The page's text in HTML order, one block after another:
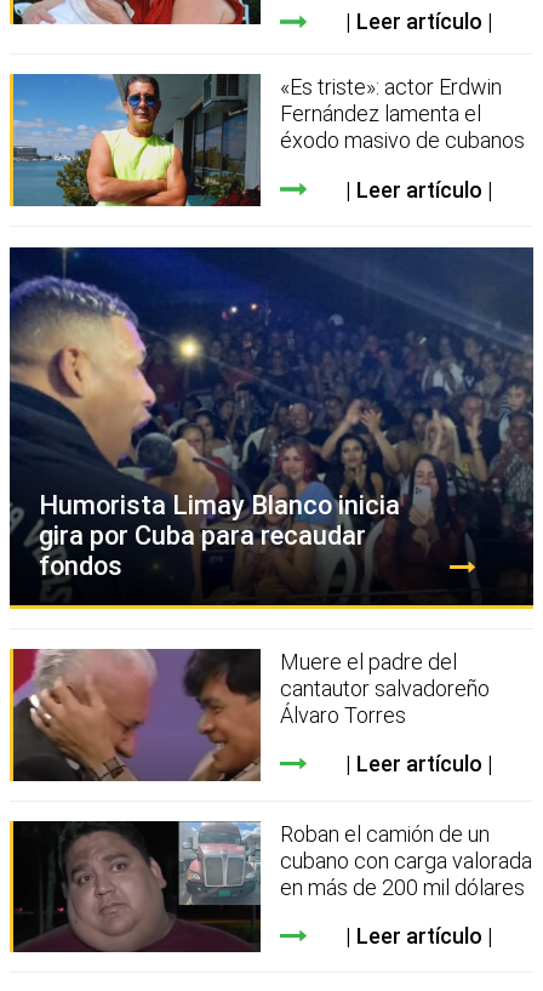
Leer artículo
«Es triste»: actor Erdwin
Fernández lamenta el
éxodo masivo de cubanos
Leer artículo
Humorista Limay Blanco inicia
gira por Cuba para recaudar
fondos
Muere el padre del
cantautor salvadoreño
Álvaro Torres
Leer artículo
Roban el camión de un
cubano con carga valorada
en más de 200 mil dólares
Leer artículo